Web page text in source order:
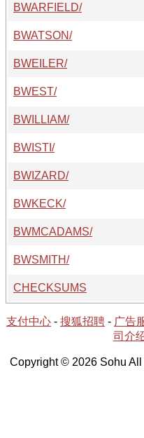
BWARFIELD/
BWATSON/
BWEILER/
BWEST/
BWILLIAM/
BWISTI/
BWIZARD/
BWKECK/
BWMCADAMS/
BWSMITH/
CHECKSUMS
支付中心 - 搜狐招聘 - 广告
司介
Copyright © 2026 Sohu